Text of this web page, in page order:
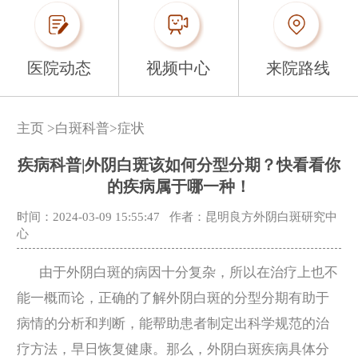
医院动态 视频中心 来院路线
主页 >白斑科普>症状
疾病科普|外阴白斑该如何分型分期？快看看你
的疾病属于哪一种！
时间：2024-03-09 15:55:47
作者：昆明良方外阴白斑研究中
心
由于外阴白斑的病因十分复杂，所以在治疗上也不
能一概而论，正确的了解外阴白斑的分型分期有助于
病情的分析和判断，能帮助患者制定出科学规范的治
疗方法， 早 日恢复健康。那么，外阴白斑疾病具体分